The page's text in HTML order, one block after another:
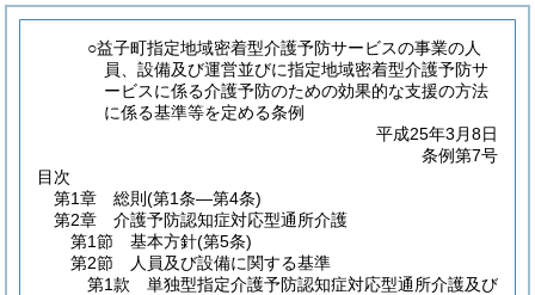
○益子町指定地域密着型介護予防サービスの事業の人
員、設備及び運営並びに指定地域密着型介護予防サ
ービスに係る介護予防のための効果的な支援の方法
に係る基準等を定める条例
平成25年3月8日
条例第7号
目次
第1章
総則 (第1条―第4条)
第2章
介護予防認知症対応型通所介護
第1節
基本方針(第5条)
第2節
人員及び設備に関する基準
第1款
単独型指定介護予防認知症対応型通所介護及び